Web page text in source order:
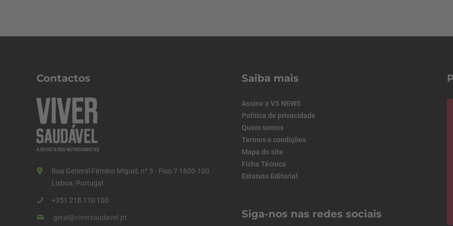
Contactos
Rua General Firmino Miguel, nº 3 - Piso 7 1600-100
Lisboa, Portugal
+351 218 110 100
geral@viversaudavel.pt
Saiba mais
Assine a VS NEWS
Política de privacidade
Quem somos
Termos e condições
Mapa do site
Ficha Técnica
Estatuto Editorial
Siga-nos nas redes sociais